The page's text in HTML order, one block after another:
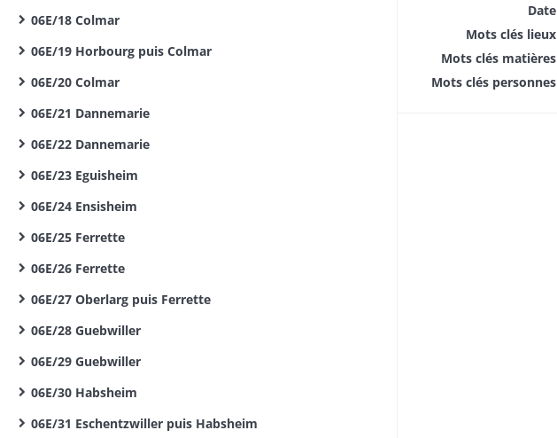
06E/18 Colmar
06E/19 Horbourg puis Colmar
06E/20 Colmar
06E/21 Dannemarie
06E/22 Dannemarie
06E/23 Eguisheim
06E/24 Ensisheim
06E/25 Ferrette
06E/26 Ferrette
06E/27 Oberlarg puis Ferrette
06E/28 Guebwiller
06E/29 Guebwiller
06E/30 Habsheim
06E/31 Eschentzwiller puis Habsheim
Date
Mots clés lieux
Mots clés matières
Mots clés personnes